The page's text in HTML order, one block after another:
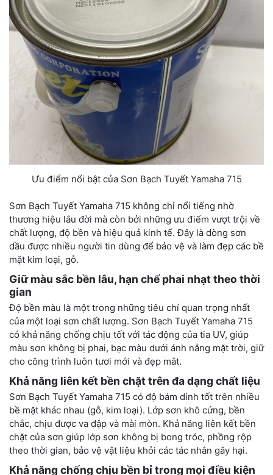
Ưu điểm nổi bật của Sơn Bạch Tuyết Yamaha 715
Sơn Bạch Tuyết Yamaha 715 không chỉ nổi tiếng nhờ
thương hiệu lâu đời mà còn bởi những ưu điểm vượt trội về
chất lượng, độ bền và hiệu quả kinh tế. Đây là dòng sơn
dầu được nhiều người tin dùng để bảo vệ và làm đẹp các bề
mặt kim loại, gỗ.
Giữ màu sắc bền lâu, hạn chế phai nhạt theo thời
gian
Độ bền màu là một trong những tiêu chí quan trọng nhất
của một loại sơn chất lượng. Sơn Bạch Tuyết Yamaha 715
có khả năng chống chịu tốt với tác động của tia UV, giúp
màu sơn không bị phai, bạc màu dưới ánh nắng mặt trời, giữ
cho công trình luôn tươi mới và đẹp mắt.
Khả năng liên kết bền chặt trên đa dạng chất liệu
Sơn Bạch Tuyết Yamaha 715 có độ bám dính tốt trên nhiều
bề mặt khác nhau (gỗ, kim loại). Lớp sơn khô cứng, bền
chắc, chịu được va đập và mài mòn. Khả năng liên kết bền
chặt của sơn giúp lớp sơn không bị bong tróc, phồng rộp
theo thời gian, bảo vệ vật liệu khỏi các tác nhân gây hại.
Khả năng chống chịu bền bỉ trong mọi điều kiện